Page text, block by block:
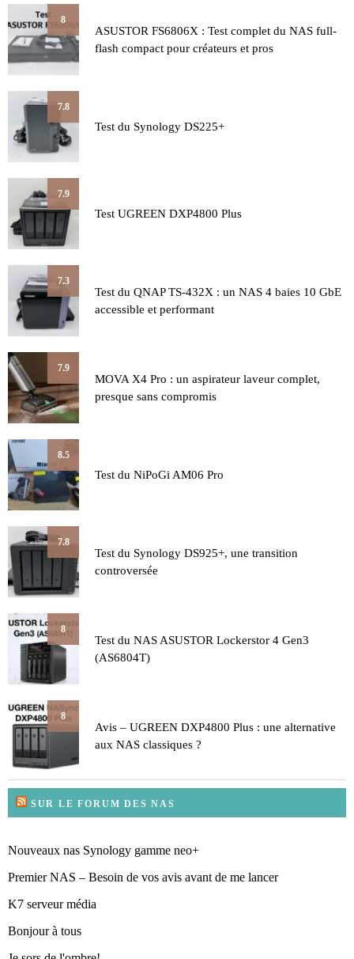
8
ASUSTOR FS6806X : Test complet du NAS full-
flash compact pour créateurs et pros
7.8
Test du Synology DS225+
7.9
Test UGREEN DXP4800 Plus
7.3
Test du QNAP TS-432X : un NAS 4 baies 10 GbE
accessible et performant
7.9
MOVA X4 Pro : un aspirateur laveur complet,
presque sans compromis
8.5
Test du NiPoGi AM06 Pro
7.8
Test du Synology DS925+, une transition
controversée
8
Test du NAS ASUSTOR Lockerstor 4 Gen3
(AS6804T)
8
Avis – UGREEN DXP4800 Plus : une alternative
aux NAS classiques ?
SUR LE FORUM DES NAS
Nouveaux nas Synology gamme neo+
Premier NAS – Besoin de vos avis avant de me lancer
K7 serveur média
Bonjour à tous